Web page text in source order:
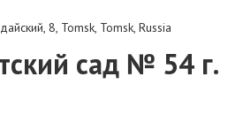
8, Tomsk, Tomsk, Russia
сад № 54 г.